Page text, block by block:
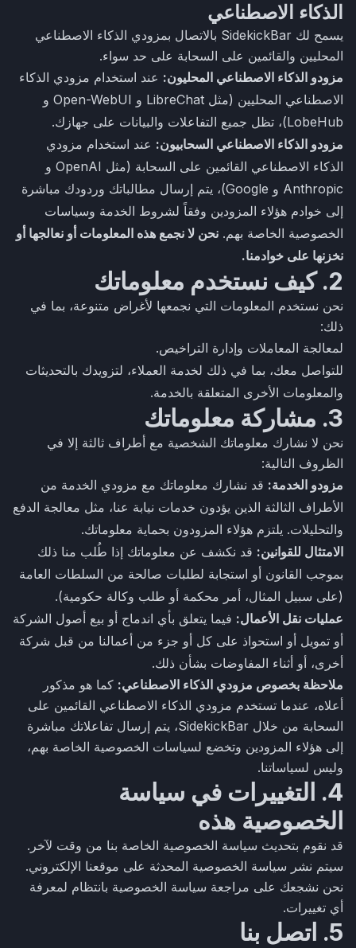
الذكاء الاصطناعي
يسمح لك SidekickBar بالاتصال بمزودي الذكاء الاصطناعي
المحليين والقائمين على السحابة على حد سواء.
مزودو الذكاء الاصطناعي المحليون: عند استخدام مزودي الذكاء
الاصطناعي المحليين (مثل LibreChat و Open-WebUI و
LobeHub)، تظل جميع التفاعلات والبيانات على جهازك.
مزودو الذكاء الاصطناعي السحابيون: عند استخدام مزودي
الذكاء الاصطناعي القائمين على السحابة (مثل OpenAI و
Anthropic و Google)، يتم إرسال مطالباتك وردودك مباشرة
إلى خوادم هؤلاء المزودين وفقاً لشروط الخدمة وسياسات
الخصوصية الخاصة بهم. نحن لا نجمع هذه المعلومات أو نعالجها أو
نخزنها على خوادمنا.
2. كيف نستخدم معلوماتك
نحن نستخدم المعلومات التي نجمعها لأغراض متنوعة، بما في
ذلك:
لمعالجة المعاملات وإدارة التراخيص.
للتواصل معك، بما في ذلك لخدمة العملاء، لتزويدك بالتحديثات
والمعلومات الأخرى المتعلقة بالخدمة.
3. مشاركة معلوماتك
نحن لا نشارك معلوماتك الشخصية مع أطراف ثالثة إلا في
الظروف التالية:
مزودو الخدمة: قد نشارك معلوماتك مع مزودي الخدمة من
الأطراف الثالثة الذين يؤدون خدمات نيابة عنا، مثل معالجة الدفع
والتحليلات. يلتزم هؤلاء المزودون بحماية معلوماتك.
الامتثال للقوانين: قد نكشف عن معلوماتك إذا طُلب منا ذلك
بموجب القانون أو استجابة لطلبات صالحة من السلطات العامة
(على سبيل المثال، أمر محكمة أو طلب وكالة حكومية).
عمليات نقل الأعمال: فيما يتعلق بأي اندماج أو بيع أصول الشركة
أو تمويل أو استحواذ على كل أو جزء من أعمالنا من قبل شركة
أخرى، أو أثناء المفاوضات بشأن ذلك.
ملاحظة بخصوص مزودي الذكاء الاصطناعي: كما هو مذكور
أعلاه، عندما تستخدم مزودي الذكاء الاصطناعي القائمين على
السحابة من خلال SidekickBar، يتم إرسال تفاعلاتك مباشرة
إلى هؤلاء المزودين وتخضع لسياسات الخصوصية الخاصة بهم،
وليس لسياساتنا.
4. التغييرات في سياسة
الخصوصية هذه
قد نقوم بتحديث سياسة الخصوصية الخاصة بنا من وقت لآخر.
سيتم نشر سياسة الخصوصية المحدثة على موقعنا الإلكتروني.
نحن نشجعك على مراجعة سياسة الخصوصية بانتظام لمعرفة
أي تغييرات.
5. اتصل بنا